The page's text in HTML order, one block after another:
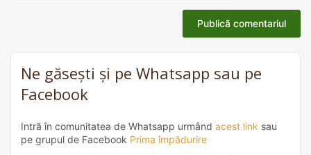
Ne găsești și pe Whatsapp sau pe
Facebook
Intră în comunitatea de Whatsapp urmând acest link sau
pe grupul de Facebook Prima împădurire